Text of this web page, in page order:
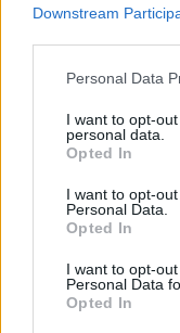
Downstream
Please note that
not limited to your
grant or deny
use your data for
consent section.
Personal Data
I want to opt-
personal data.
Opted In
I want to opt-
Personal Data.
Opted In
I want to opt-
Personal Data
Opted In